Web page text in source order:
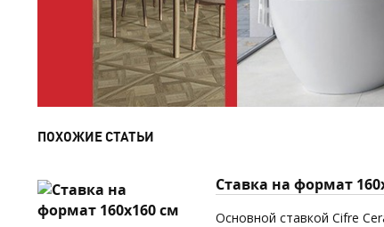
ПОХОЖИЕ СТАТЬИ
Ставка на формат
Основной ставкой Cifre